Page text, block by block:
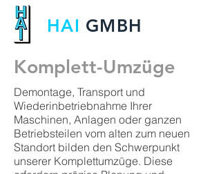
HAI GMBH
Komplett-Umzüge
Demontage, Transport und
Wiederinbetriebnahme Ihrer
Maschinen, Anlagen oder ganzen
Betriebsteilen vom alten zum neuen
Standort bilden den Schwerpunkt
unserer Komplettumzüge. Diese